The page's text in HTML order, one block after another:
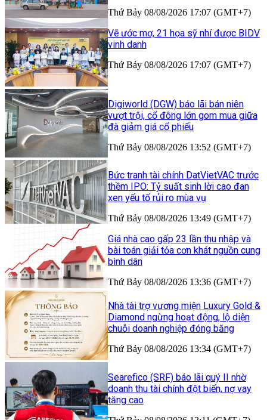
Thứ Bảy 08/08/2026 17:07 (GMT+7)
Vẽ ước mơ, 21 họa sỹ nhí được BIDV
vinh danh
Thứ Bảy 08/08/2026 17:07 (GMT+7)
Digiworld (DGW) báo lãi bán niên
vượt trội, cổ đông lớn gom mua giữa
đà giảm giá cổ phiếu
Thứ Bảy 08/08/2026 13:52 (GMT+7)
Bức tranh tài chính DatVietVAC trước
thềm IPO: Tỷ suất sinh lời cao đan
xen yếu tố rủi ro mùa vụ
Thứ Bảy 08/08/2026 13:49 (GMT+7)
Giá nhà cao gấp 23 lần thu nhập và
bài toán giải tỏa cơn khát nguồn cung
bình dân
Thứ Bảy 08/08/2026 13:36 (GMT+7)
Nhà tài trợ vương miện Luxury Gold &
Diamond ngừng hoạt động, lộ diện
chuỗi doanh nghiệp đóng băng
Thứ Bảy 08/08/2026 13:34 (GMT+7)
Searefico (SRF) báo lãi quý II nhờ
doanh thu tài chính đột biến, nợ vay
tăng cao